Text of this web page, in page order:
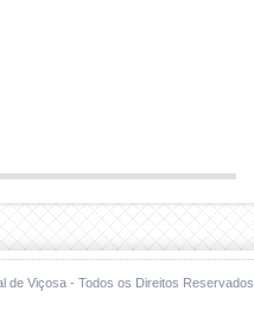
de Viçosa - Todos os Direitos Reservados